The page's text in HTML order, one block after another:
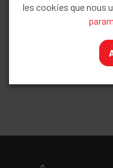
les cookies que nous